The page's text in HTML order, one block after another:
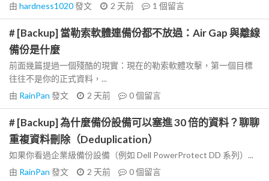
由 hardness1020發文 2 天前 1 個留言
# [Backup] 當勒索軟體連備份都不放過：Air Gap 與離線
備份是什麼
前面幾篇提過一個殘酷的現實：現在的勒索軟體攻擊，第一個目標
往往不是你的正式資料，...
由 RainPan 發文 2 天前 0個留言
# [Backup] 為什麼備份設備可以塞進 30 倍的資料？聊聊
重複資料刪除（Deduplication）
如果你看過企業級備份設備（例如 Dell PowerProtect DD 系列）...
由 RainPan 發文 2 天前 0個留言